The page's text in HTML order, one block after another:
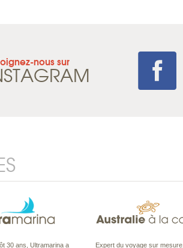
nous sur
30 ans, Ultramarina a Expert du voyage sur mesure,